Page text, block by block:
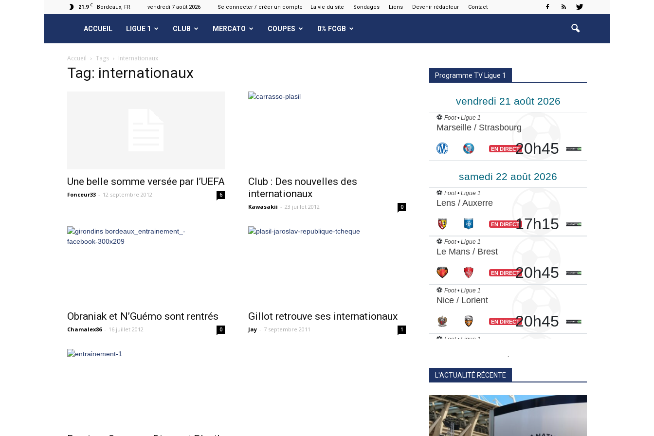
21.9 C Bordeaux, FR vendredi 7 août 2026 Se connecter / créer un compte La vie du site Sondages Liens Devenir rédacteur Contact
FCGB.net
ACCUEIL LIGUE 1 CLUB MERCATO COUPES 0% FCGB
Accueil Tags Internationaux
Tag: internationaux
Une belle somme versée par l’UEFA
Fonceur33 - 12 septembre 2012 6
Club : Des nouvelles des
internationaux
Kawasakii - 23 juillet 2012 0
Obraniak et N’Guémo sont rentrés
Chamalex86 - 16 juillet 2012 0
Gillot retrouve ses internationaux
Jay - 7 septembre 2011 1
Programme TV Ligue 1
.
L'ACTUALITÉ RÉCENTE